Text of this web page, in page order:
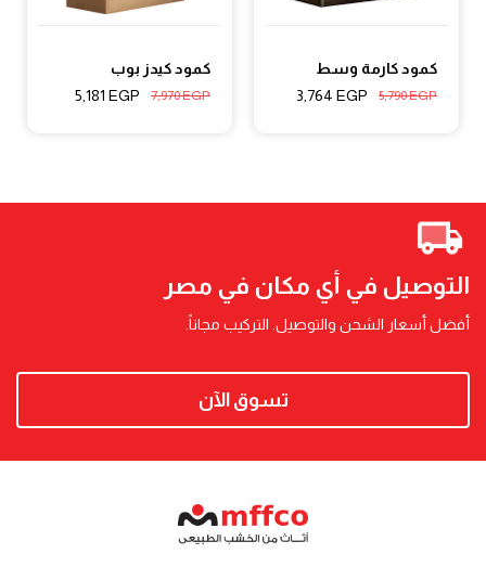
كمود كارمة وسط
5,790EGP
3,764 EGP
كمود كيدز بوب
7,970EGP
5,181 EGP
التوصيل في أي مكان في مصر
أفضل أسعار الشحن والتوصيل. التركيب مجاناً.
تسوق الآن